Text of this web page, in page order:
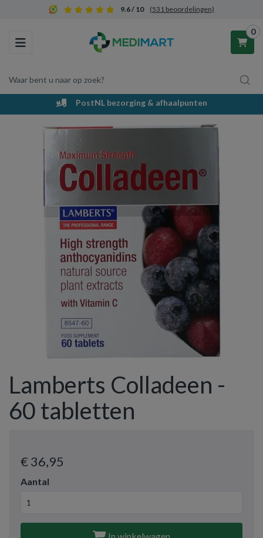
9.6 / 10 (531 beoordelingen)
Toggle navigation
Waar bent u naar op zoek?
0
Winkelwagen
Uw winkelwagen is leeg.
Vul hem met producten.
PostNL bezorging & afhaalpunten
Lamberts Colladeen -
60 tabletten
€ 36,95
Aantal